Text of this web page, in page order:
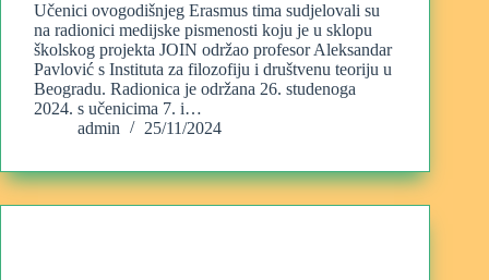
Učenici ovogodišnjeg Erasmus tima sudjelovali su
na radionici medijske pismenosti koju je u sklopu
školskog projekta JOIN održao profesor Aleksandar
Pavlović s Instituta za filozofiju i društvenu teoriju u
Beogradu. Radionica je održana 26. studenoga
2024. s učenicima 7. i…
admin
25/11/2024